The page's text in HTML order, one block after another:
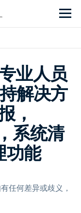
业人员
解决方
，
系统清
功能
任何差异或歧义，